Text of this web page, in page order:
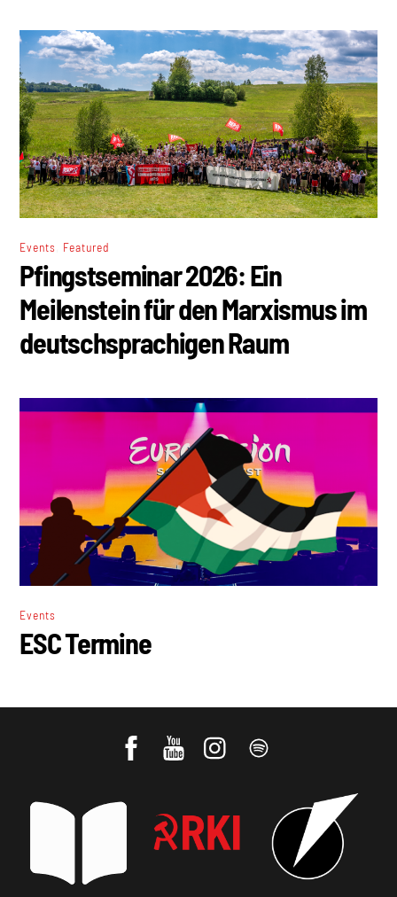
Events Featured
Pfingstseminar 2026: Ein
Meilenstein für den Marxismus im
deutschsprachigen Raum
Events
ESC Termine